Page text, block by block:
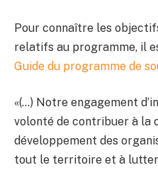
Pour connaître les
relatifs au programme, il
Guide du programme de
«(…) Notre engagement
volonté de contribuer à la
développement des
tout le territoire et à